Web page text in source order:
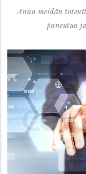
Anna meidän
paneutua
Jatkuva